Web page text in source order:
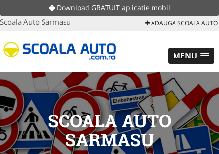
Download GRATUIT aplicatie mobil
Scoala Auto Sarmasu ADAUGA SCOALA AUTO
MENU
SCOALA AUTO
SARMASU